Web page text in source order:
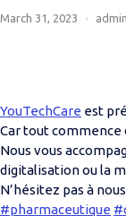
March 31, 2023 admin
YouTechCare est
Car tout commence
Nous vous
digitalisation ou la
N’hésitez pas à
#pharmaceutique